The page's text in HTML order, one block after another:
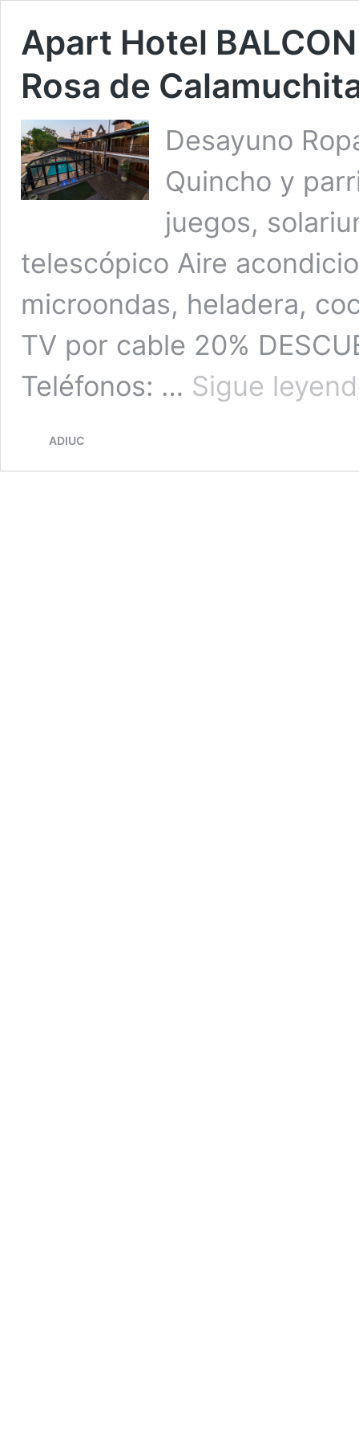
Apart Hotel
Rosa de
Desayuno
Quincho y
juegos,
telescópico Aire
microondas, heladera,
TV por cable 20%
Teléfonos: … Sigue
ADIUC